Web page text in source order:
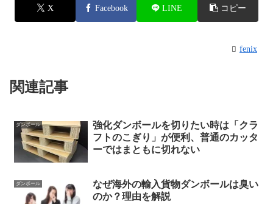
X Facebook LINE コピー
fenix
関連記事
ダンボール
強化ダンボールを切りたい時は「クラ
フトのこぎり」が便利、普通のカッタ
ーではまともに切れない
ダンボール
なぜ海外の輸入貨物ダンボールは臭い
のか？理由を解説